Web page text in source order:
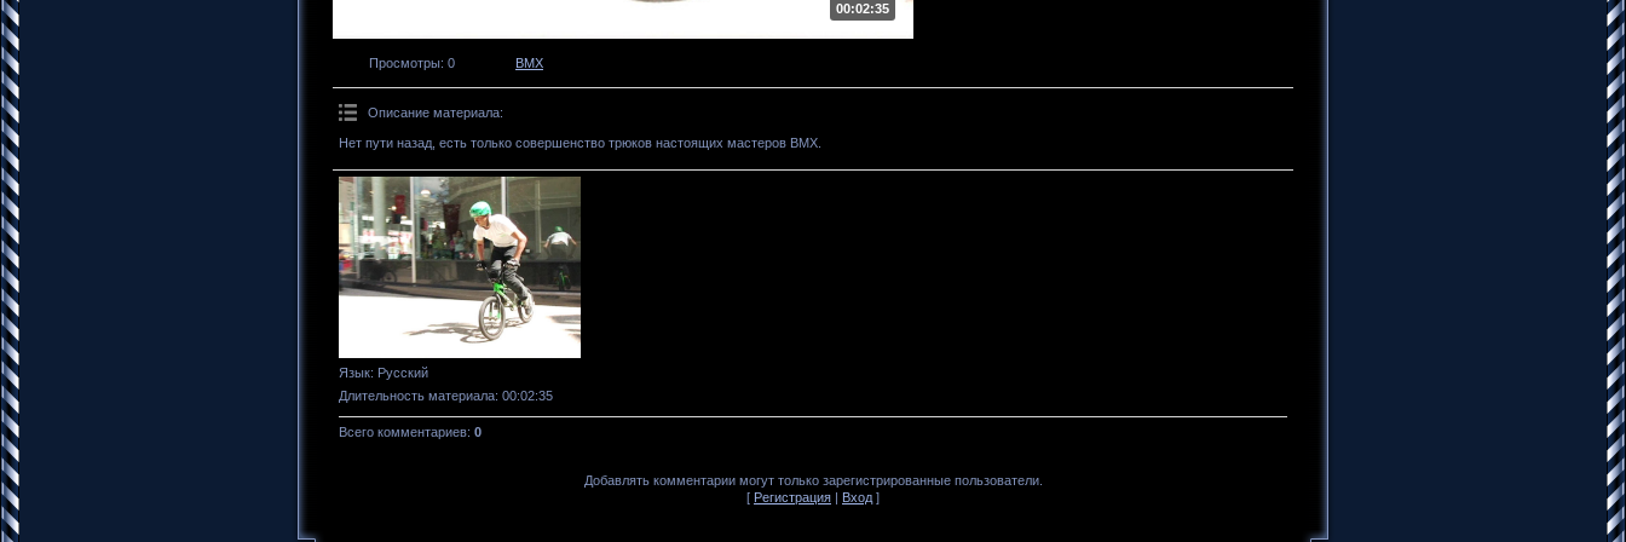
00:02:35
Просмотры: 0 BMX
Описание материала:
Нет пути назад, есть только совершенство трюков настоящих мастеров BMX.
Язык: Русский
Длительность материала: 00:02:35
Всего комментариев: 0
Добавлять комментарии могут только зарегистрированные пользователи.
[ Регистрация | Вход ]